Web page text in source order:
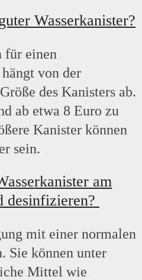
Wasserkanister?
für einen
von der
des Kanisters ab.
ab etwa 8 Euro zu
Kanister können
sein.
am
desinfizieren?
mit einer normalen
Sie können unter
Mittel wie